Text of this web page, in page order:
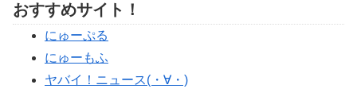
おすすめサイト！
にゅーぷる
にゅーもふ
ヤバイ！ニュース(・∀・)